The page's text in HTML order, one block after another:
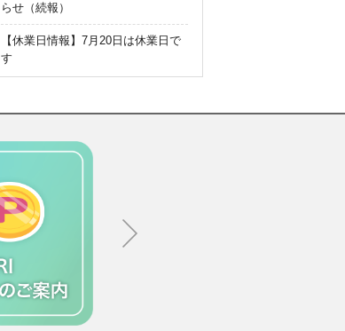
らせ（続報）
【休業日情報】7月20日は休業日で
す